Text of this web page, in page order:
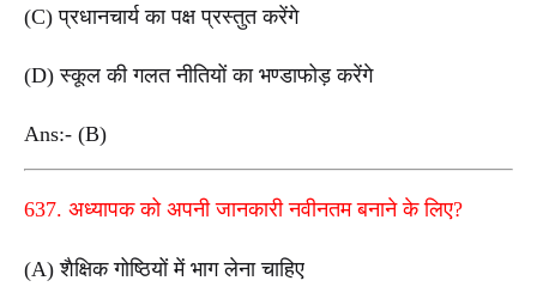
(C) प्रधानचार्य का पक्ष प्रस्तुत करेंगे
(D) स्कूल की गलत नीतियों का भण्डाफोड़ करेंगे
Ans:- (B)
637. अध्यापक को अपनी जानकारी नवीनतम बनाने के लिए?
(A) शैक्षिक गोष्ठियों में भाग लेना चाहिए